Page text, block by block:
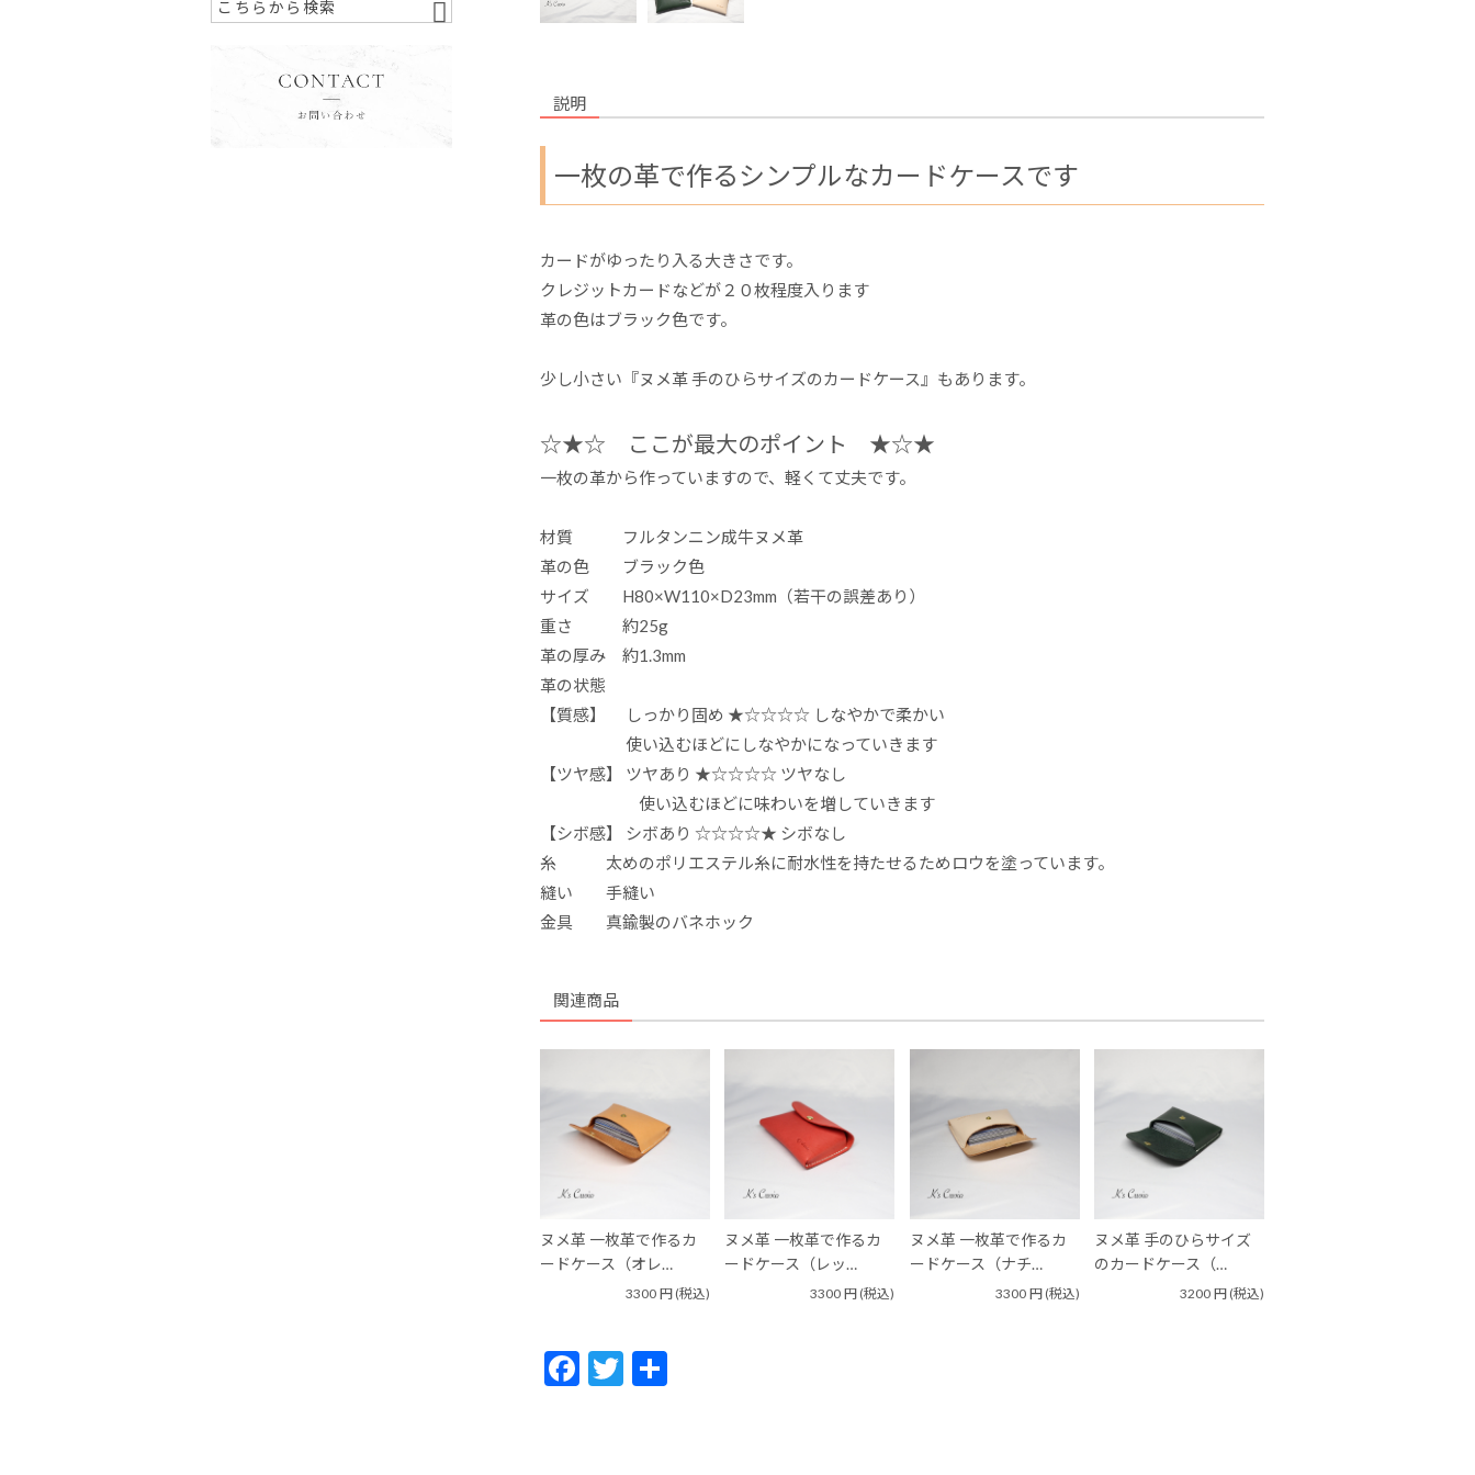
説明
一枚の革で作るシンプルなカードケースです
カードがゆったり入る大きさです。
クレジットカードなどが２０枚程度入ります
革の色はブラック色です。
少し小さい『ヌメ革 手のひらサイズのカードケース』もあります。
☆★☆ ここが最大のポイント ★☆★
一枚の革から作っていますので、軽くて丈夫です。
材質 フルタンニン成牛ヌメ革
革の色 ブラック色
サイズ H80×W110×D23mm（若干の誤差あり）
重さ 約25g
革の厚み 約1.3mm
革の状態
【質感】 しっかり固め ★☆☆☆☆ しなやかで柔かい
使い込むほどにしなやかになっていきます
【ツヤ感】 ツヤあり ★☆☆☆☆ ツヤなし
使い込むほどに味わいを増していきます
【シボ感】 シボあり ☆☆☆☆★ シボなし
糸 太めのポリエステル糸に耐水性を持たせるためロウを塗っています。
縫い 手縫い
金具 真鍮製のバネホック
関連商品
ヌメ革 一枚革で作るカ
ードケース（オレ…
3300 円 (税込)
ヌメ革 一枚革で作るカ
ードケース（レッ…
3300 円 (税込)
ヌメ革 一枚革で作るカ
ードケース（ナチ…
3300 円 (税込)
ヌメ革 手のひらサイズ
のカードケース（…
3200 円 (税込)
F
T